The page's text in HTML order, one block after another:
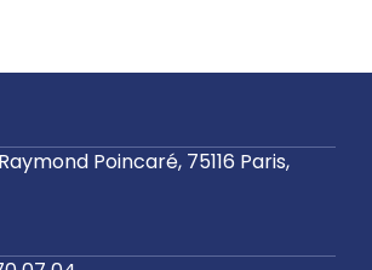
Poincaré, 75116 Paris,